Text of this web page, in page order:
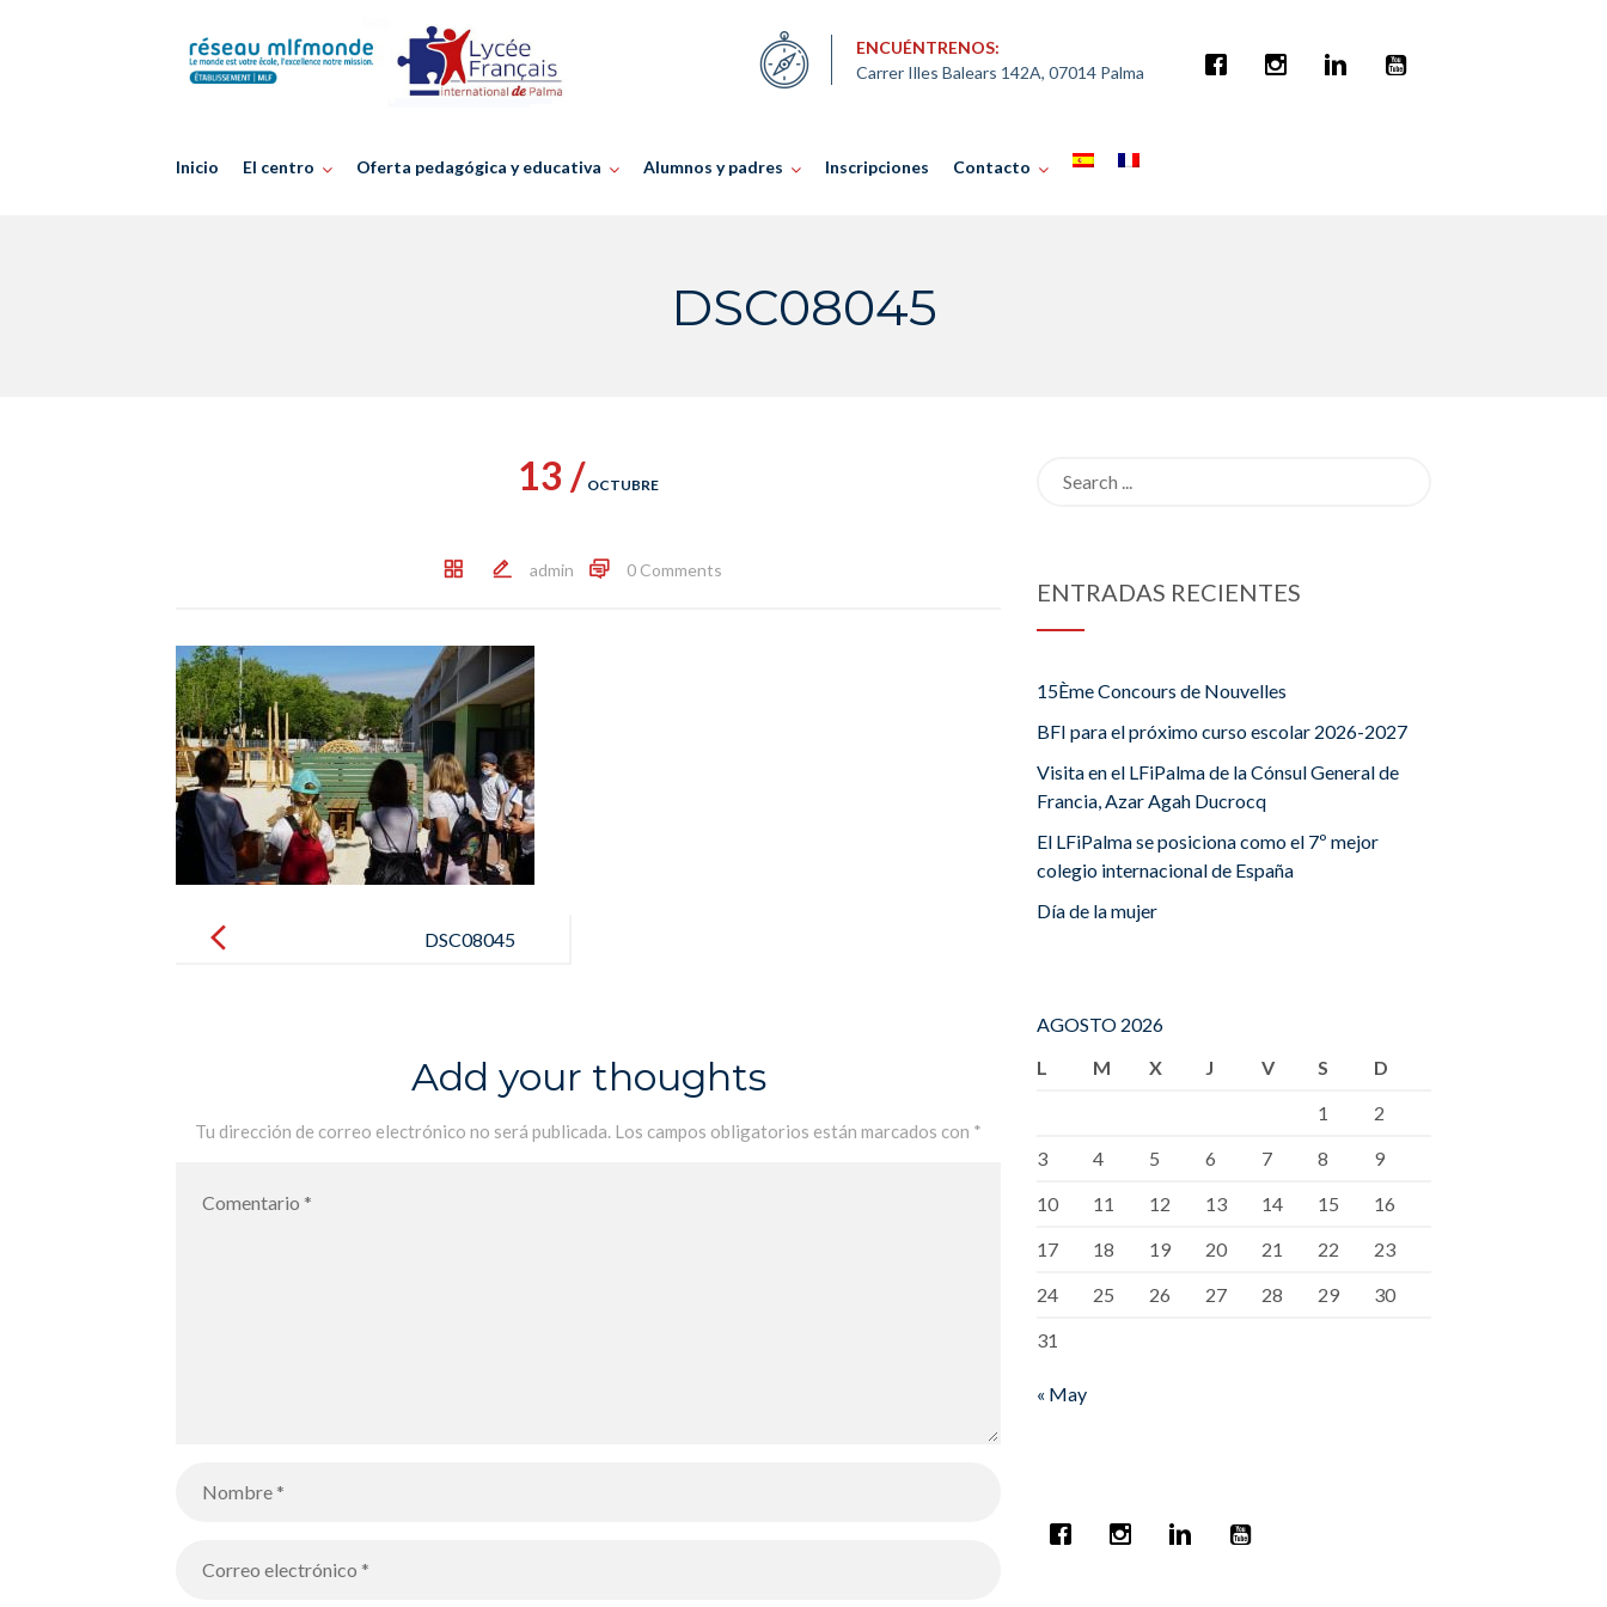
ENCUÉNTRENOS:
Carrer Illes Balears 142A, 07014 Palma
Inicio El centro Oferta pedagógica y educativa Alumnos y padres Inscripciones Contacto
DSC08045
13 / OCTUBRE
admin 0 Comments
navigation
DSC08045
Add your thoughts
Tu dirección de correo electrónico no será publicada. Los campos obligatorios están marcados con *
ENTRADAS RECIENTES
15Ème Concours de Nouvelles
BFI para el próximo curso escolar 2026-2027
Visita en el LFiPalma de la Cónsul General de
Francia, Azar Agah Ducrocq
El LFiPalma se posiciona como el 7º mejor
colegio internacional de España
Día de la mujer
AGOSTO 2026
L
M X J V S
D
1
2
3
4 5 6 7 8
9
10
11 12 13 14 15
16
17
18 19 20 21 22
23
24
25 26 27 28 29
30
31
« May